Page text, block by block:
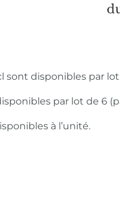
sont disponibles par
par lot de 6
à l’unité.